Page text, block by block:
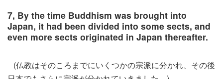
7, By the time Buddhism was brought into
Japan, it had been divided into some sects, and
even more sects originated in Japan thereafter.
(仏教はそのころまでにいくつかの宗派に分かれ、その後